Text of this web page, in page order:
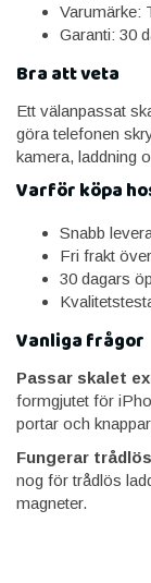
Varumärke:
Garanti: 30
Bra att veta
Ett välanpassat
göra telefonen
kamera, laddning
Varför köpa
Snabb
Fri frakt
30 dagars
Vanliga frågor
Passar skalet
formgjutet för
portar och
Fungerar
nog för trådlös
magneter.